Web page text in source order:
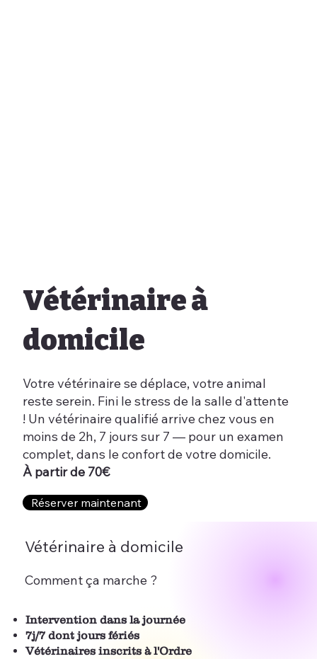
Vétérinaire à
domicile
Votre vétérinaire se déplace, votre animal
reste serein. Fini le stress de la salle d'attente
! Un vétérinaire qualifié arrive chez vous en
moins de 2h, 7 jours sur 7 — pour un examen
complet, dans le confort de votre domicile.
À partir de 70€
Réserver maintenant
Vétérinaire à domicile
Comment ça marche ?
Intervention dans la journée
7j/7 dont jours fériés
Vétérinaires inscrits à l'Ordre